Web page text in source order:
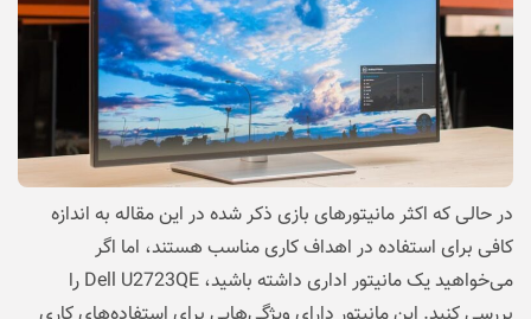
در حالی که اکثر مانیتورهای بازی ذکر شده در این مقاله به اندازه
کافی برای استفاده در اهداف کاری مناسب هستند، اما اگر
می‌خواهید یک مانیتور اداری داشته باشید، Dell U2723QE را